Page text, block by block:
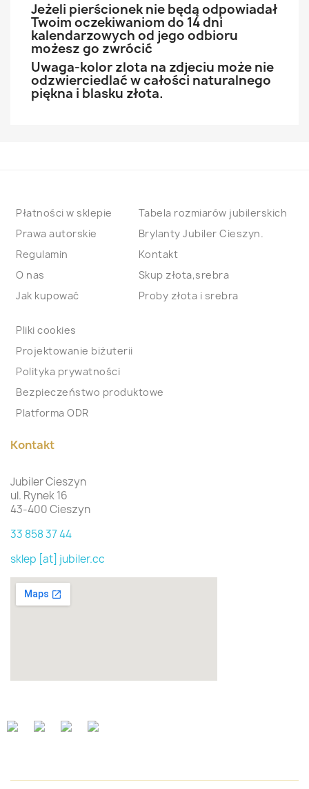
Jeżeli pierścionek nie będą odpowiadał
Twoim oczekiwaniom do 14 dni
kalendarzowych od jego odbioru
możesz go zwrócić
Uwaga-kolor zlota na zdjeciu może nie
odzwierciedlać w całości naturalnego
piękna i blasku złota.
Płatności w sklepie
Prawa autorskie
Regulamin
O nas
Jak kupować
Tabela rozmiarów jubilerskich
Brylanty Jubiler Cieszyn.
Kontakt
Skup złota,srebra
Proby złota i srebra
Pliki cookies
Projektowanie biżuterii
Polityka prywatności
Bezpieczeństwo produktowe
Platforma ODR
Kontakt
Jubiler Cieszyn
ul. Rynek 16
43-400 Cieszyn
33 858 37 44
sklep [at] jubiler.cc